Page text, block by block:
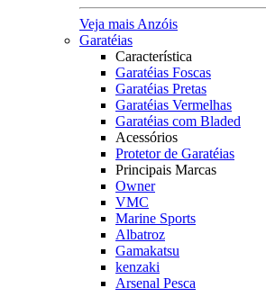
Veja mais Anzóis
Garatéias
Característica
Garatéias Foscas
Garatéias Pretas
Garatéias Vermelhas
Garatéias com Bladed
Acessórios
Protetor de Garatéias
Principais Marcas
Owner
VMC
Marine Sports
Albatroz
Gamakatsu
kenzaki
Arsenal Pesca